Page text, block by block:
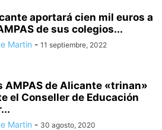
aportará cien mil euros a
de sus colegios...
Martin - 11 septiembre, 2022
AMPAS de Alicante «trinan»
el Conseller de Educación
Martin - 30 agosto, 2020